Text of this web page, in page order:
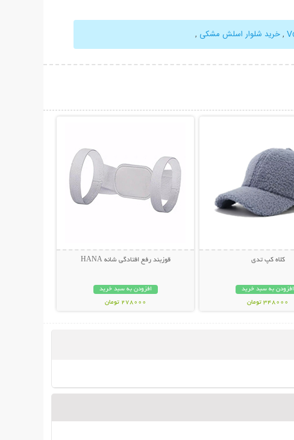
,خرید شلوار اسلش مشکی ,
کلاه کپ تدی
افزودن به سبد خرید
348000 تومان
قوزبند رفع افتادگی شانه HANA
افزودن به سبد خرید
278000 تومان